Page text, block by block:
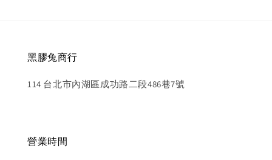
黑膠兔商行
114 台北市內湖區成功路二段486巷7號
營業時間